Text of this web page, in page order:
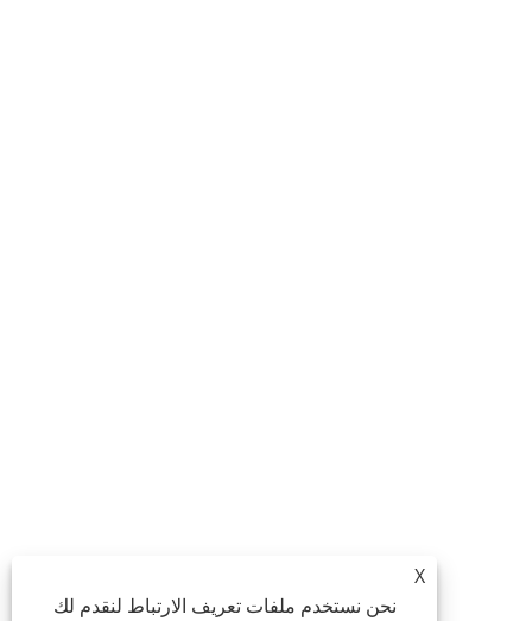
X
نحن نستخدم ملفات تعريف الارتباط لنقدم لك